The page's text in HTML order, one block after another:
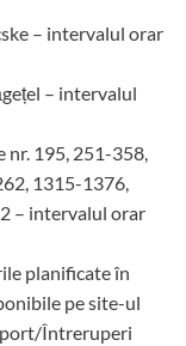
– intervalul orar
– intervalul
nr. 195, 251-358,
1315-1376,
– intervalul orar
planificate în
pe site-ul
Întreruperi